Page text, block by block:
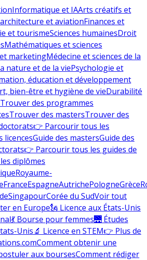
Informatique et IAArts créatifs et
et aviationFinances et
et tourismeSciences humainesDroit
Mathématiques et sciences
marketingMédecine et sciences de la
nature et de la viePsychologie et
éducation et développement
bien-être et hygiène de vieDurabilité
Trouver des programmes
Trouver des mastersTrouver des
👉 Parcourir tous les
licencesGuide des mastersGuide des
👉 Parcourir tous les guides de
diplômes
Royaume-
FranceEspagneAutrichePologneGrèce
SingapourCorée du SudVoir tout
en Europe🗽 Licence aux États-Unis
💃 Bourse pour femmes🌉 Études
Unis🔬 Licence en STEM👉 Plus de
Comment obtenir une
aux boursesComment rédiger